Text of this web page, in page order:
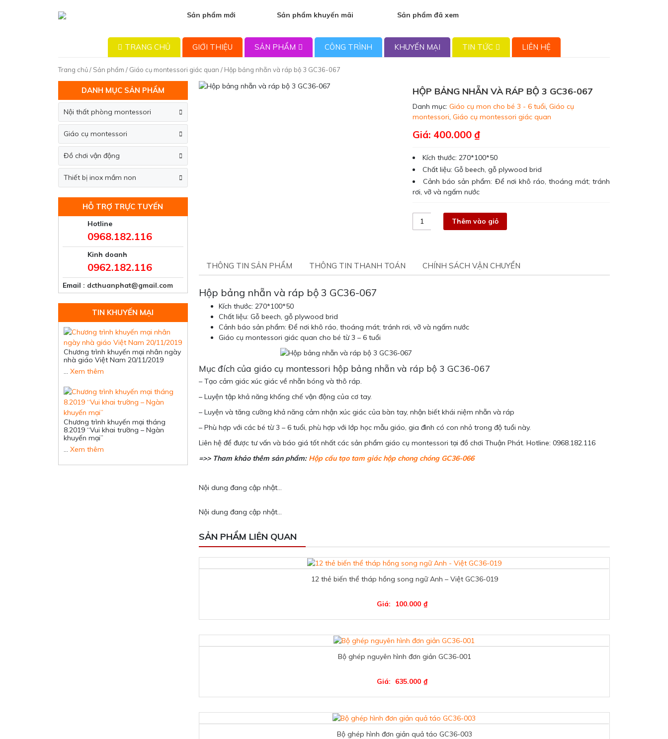
Sản phẩm mới Sản phẩm khuyến mãi Sản phẩm đã xem
TRANG CHỦ GIỚI THIỆU SẢN PHẨM CÔNG TRÌNH KHUYẾN MẠI TIN TỨC LIÊN HỆ
Trang chủ/ Sản phẩm / Giáo cụ montessori giác quan / Hộp bảng nhẵn và ráp bộ 3 GC36-067
HỘP BẢNG NHẴN VÀ RÁP BỘ 3 GC36-067
Danh mục:Giáo cụ mon cho bé 3 - 6 tuổi,Giáo cụ
montessori,Giáo cụ montessori giác quan
Giá: 400.000 ₫
Kích thước: 270*100*50
Chất liệu: Gỗ beech, gỗ plywood brid
Cảnh báo sản phẩm: Để nơi khô ráo, thoáng mát; tránh
rơi, vỡ và ngấm nước
Thêm vào giỏ
THÔNG TIN SẢN PHẨM THÔNG TIN THANH TOÁN CHÍNH SÁCH VẬN CHUYỂN
Hộp bảng nhẵn và ráp bộ 3 GC36-067
Kích thước: 270*100*50
Chất liệu: Gỗ beech, gỗ plywood brid
Cảnh báo sản phẩm: Để nơi khô ráo, thoáng mát; tránh rơi, vỡ và ngấm nước
Giáo cụ montessori giác quan cho bé từ 3 – 6 tuổi
Mục đích của giáo cụ montessori hộp bảng nhẵn và ráp bộ 3 GC36-067
– Tạo cảm giác xúc giác về nhẵn bóng và thô ráp.
– Luyện tập khả năng khống chế vận động của cơ tay.
– Luyện và tăng cường khả năng cảm nhận xúc giác của bàn tay, nhận biết khái niệm nhẵn và ráp
– Phù hợp với các bé từ 3 – 6 tuổi, phù hợp với lớp học mẫu giáo, gia đình có con nhỏ trong độ tuổi này.
Liên hệ để được tư vấn và báo giá tốt nhất các sản phẩm giáo cụ montessori tại đồ chơi Thuận Phát. Hotline: 0968.182.116
=>> Tham khảo thêm sản phẩm: Hộp cấu tạo tam giác hộp chong chóng GC36-066
Nội dung đang cập nhật...
Nội dung đang cập nhật...
SẢN PHẨM LIÊN QUAN
12 thẻ biến thể tháp hồng song ngữ Anh – Việt GC36-019
Giá: 100.000 ₫
Bộ ghép nguyên hình đơn giản GC36-001
Giá: 635.000 ₫
Bộ ghép hình đơn giản quả táo GC36-003
DANH MỤC SẢN PHẨM
Nội thất phòng montessori
Giáo cụ montessori
Đồ chơi vận động
Thiết bị inox mầm non
HỖ TRỢ TRỰC TUYẾN
Hotline
0968.182.116
Kinh doanh
0962.182.116
Email : dcthuanphat@gmail.com
TIN KHUYẾN MẠI
Chương trình khuyến mại nhân ngày
nhà giáo Việt Nam 20/11/2019
… Xem thêm
Chương trình khuyến mại tháng
8.2019 “Vui khai trường – Ngàn
khuyến mại”
… Xem thêm